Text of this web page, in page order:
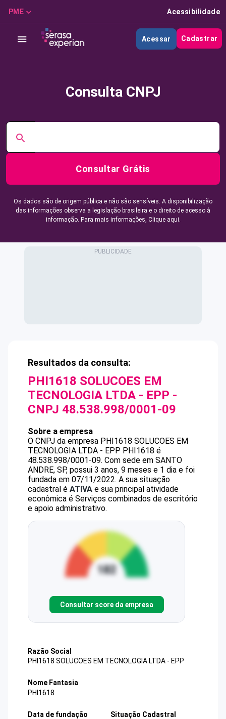
PME Acessibilidade
Acessar Cadastrar
Consulta CNPJ
Consultar Grátis
Os dados são de origem pública e não são sensíveis. A disponibilização
das informações observa a legislação brasileira e o direito de acesso à
informação. Para mais informações, Clique aqui.
Resultados da consulta:
PHI1618 SOLUCOES EM
TECNOLOGIA LTDA - EPP -
CNPJ 48.538.998/0001-09
Sobre a empresa
O CNPJ da empresa PHI1618 SOLUCOES EM
TECNOLOGIA LTDA - EPP PHI1618 é
48.538.998/0001-09. Com sede em SANTO
ANDRE, SP, possui 3 anos, 9 meses e 1 dia e foi
fundada em 07/11/2022. A sua situação
cadastral é ATIVA e sua principal atividade
econômica é Serviços combinados de escritório
e apoio administrativo.
Consultar score da empresa
Razão Social
PHI1618 SOLUCOES EM TECNOLOGIA LTDA - EPP
Nome Fantasia
PHI1618
Data de fundação
Situação Cadastral